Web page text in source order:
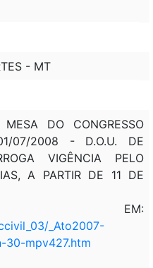
- MT
DO CONGRESSO
07/2008 - D.O.U. DE
VIGÊNCIA PELO
A PARTIR DE 11 DE
EM:
_Ato2007-
30-mpv427.htm